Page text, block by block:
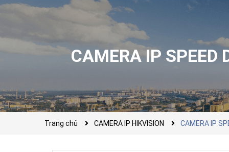
CAMERA IP
Trang chủ CAMERA IP HIKVISION CAMERA IP